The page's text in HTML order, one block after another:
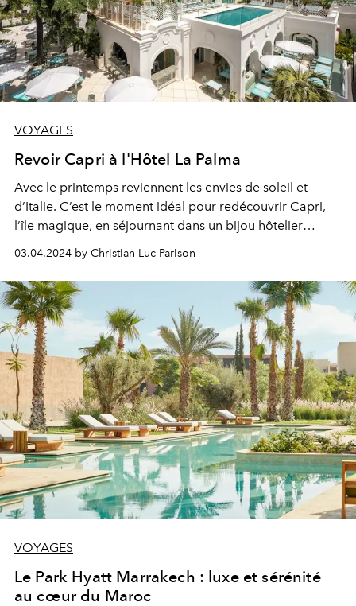
VOYAGES
Revoir Capri à l'Hôtel La Palma
Avec le printemps reviennent les envies de soleil et
d’Italie. C’est le moment idéal pour redécouvrir Capri,
l’île magique, en séjournant dans un bijou hôtelier
a Palma Capri. Visite.
03.04.2024 by Christian-Luc Parison
VOYAGES
Le Park Hyatt Marrakech : luxe et sérénité
au cœur du Maroc